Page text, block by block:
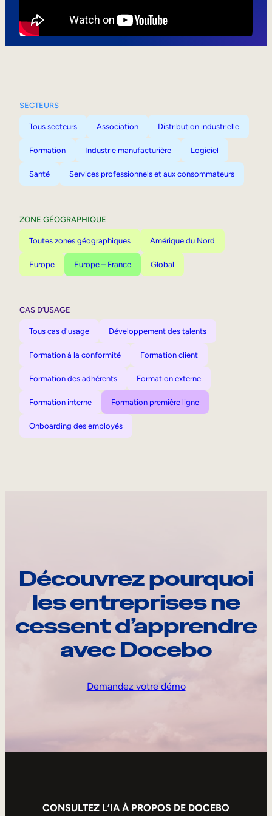
SECTEURS
Tous secteurs Association Distribution industrielle
Formation Industrie manufacturière Logiciel
Santé Services professionnels et aux consommateurs
ZONE GÉOGRAPHIQUE
Toutes zones géographiques Amérique du Nord
Europe Europe – France Global
CAS D’USAGE
Tous cas d'usage Développement des talents
Formation à la conformité Formation client
Formation des adhérents Formation externe
Formation interne Formation première ligne
Onboarding des employés
Découvrez pourquoi
les entreprises ne
cessent d’apprendre
avec Docebo
Demandez votre démo
CONSULTEZ L’IA À PROPOS DE DOCEBO